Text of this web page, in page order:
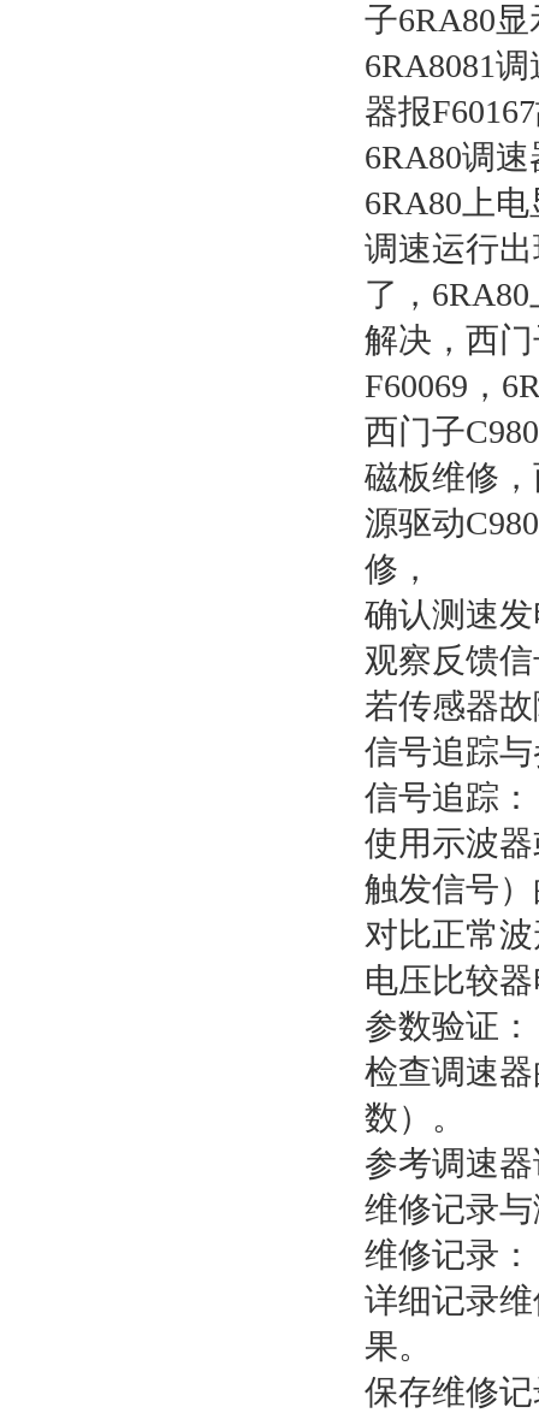
子6RA80显
6RA8081
器报
6RA80调
6RA80上
调速运行出
了，
解决，西
F60069，
西门子
磁板维修
源驱动
修，
确认测速
观察反馈
若传感器
信号追踪
信号追踪：
使用示波
触发信号
对比正常
电压比较
参数验证：
检查调速
数）。
参考调速
维修记录
维修记录：
详细记录
果。
保存维修